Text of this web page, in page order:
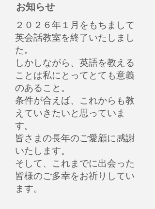
​お知らせ
２０２６年１月をもちまして
英会話教室を終了いたしまし
た。
しかしながら、英語を教える
ことは私にとってとても意義
のあること。
条件が合えば、これからも教
えていきたいと思っていま
す。
皆さまの長年のご愛顧に感謝
いたします。
​そして、これまでに出会った
皆様のご多幸をお祈りしてい
ます。